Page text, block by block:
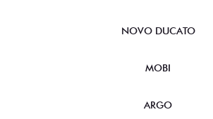
NOVO DUCATO
MOBI
ARGO